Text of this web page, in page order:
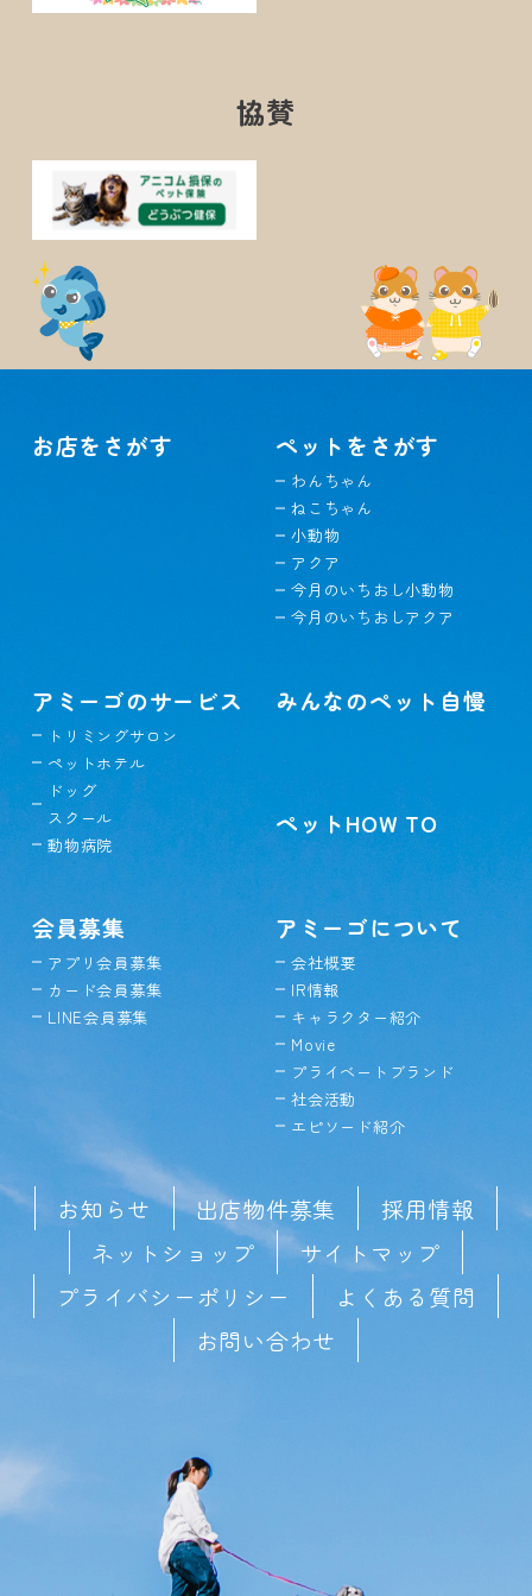
協賛
お店をさがす ペットをさがす
わんちゃん
ねこちゃん
小動物
アクア
今月のいちおし小動物
今月のいちおしアクア
アミーゴのサービス
トリミングサロン
ペットホテル
ドッグ
スクール
動物病院
みんなのペット自慢
ペットHOW TO
会員募集
アプリ会員募集
カード会員募集
LINE会員募集
アミーゴについて
会社概要
IR情報
キャラクター紹介
Movie
プライベートブランド
社会活動
エピソード紹介
お知らせ 出店物件募集
採用情報
ネットショップ
サイトマップ
プライバシーポリシー
よくある質問
お問い合わせ